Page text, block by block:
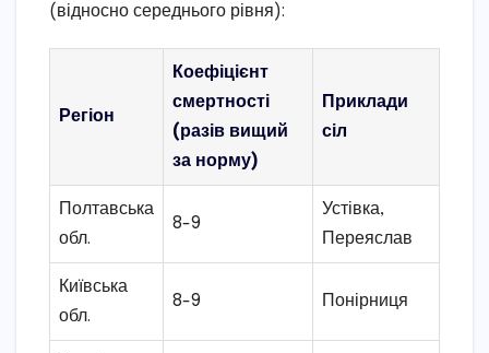
(відносно середнього рівня):
Регіон
Коефіцієнт
смертності
(разів вищий
за норму)
Приклади
сіл
Полтавська
обл.
8-9
Устівка,
Переяслав
Київська
обл.
8-9 Понірниця